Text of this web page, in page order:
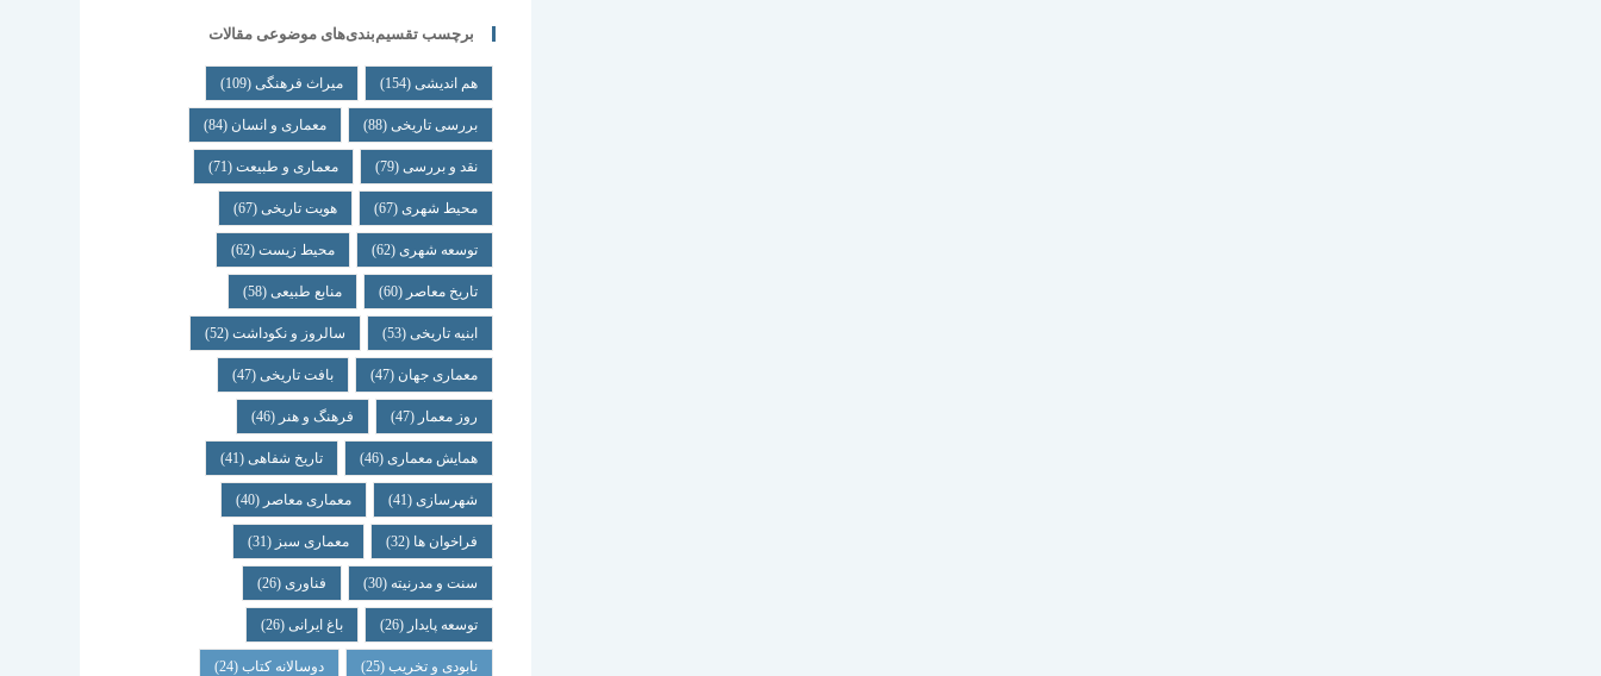
برچسب تقسیم‌بندی‌های موضوعی مقالات
هم اندیشی(154) میراث فرهنگی(109)
بررسی تاریخی(88) معماری و انسان (84)
نقد و بررسی(79) معماری و طبیعت(71)
محیط شهری(67) هویت تاریخی(67)
توسعه شهری(62) محیط زیست(62)
تاریخ معاصر (60) منابع طبیعی(58)
ابنیه تاریخی(53) سالروز و نکوداشت(52)
معماری جهان (47) بافت تاریخی(47)
روز معمار (47) فرهنگ و هنر (46)
همایش معماری(46) تاریخ شفاهی(41)
شهرسازی(41) معماری معاصر (40)
فراخوان ها (32) معماری سبز (31)
سنت و مدرنیته (30) فناوری(26)
توسعه پایدار (26) باغ ایرانی(26)
نابودی و تخریب(25) دوسالانه کتاب(24)